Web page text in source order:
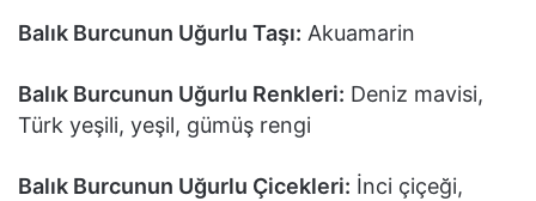
Balık Burcunun Uğurlu Taşı: Akuamarin
Balık Burcunun Uğurlu Renkleri: Deniz mavisi,
Türk yeşili, yeşil, gümüş rengi
Balık Burcunun Uğurlu Çicekleri: İnci çiçeği,